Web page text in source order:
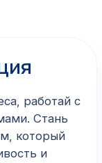
работай с
Стань
который
и